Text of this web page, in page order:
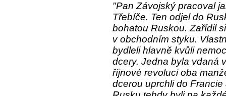
"Pan Závojský pracoval
Třebíče. Ten odjel do
bohatou Ruskou. Zařídil
v obchodním styku.
bydleli hlavně kvůli
dcery. Jedna byla vdaná
říjnové revoluci oba
dcerou uprchli do